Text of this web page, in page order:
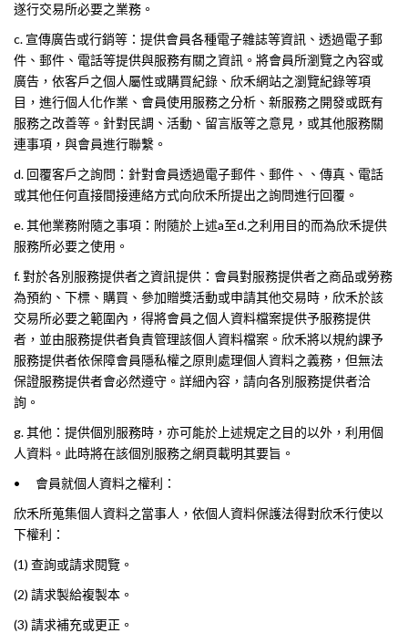
遂行交易所必要之業務。
c. 宣傳廣告或行銷等：提供會員各種電子雜誌等資訊、透過電子郵
件、郵件、電話等提供與服務有關之資訊。將會員所瀏覽之內容或
廣告，依客戶之個人屬性或購買紀錄、欣禾網站之瀏覽紀錄等項
目，進行個人化作業、會員使用服務之分析、新服務之開發或既有
服務之改善等。針對民調、活動、留言版等之意見，或其他服務關
連事項，與會員進行聯繫。
d. 回覆客戶之詢問：針對會員透過電子郵件、郵件、、傳真、電話
或其他任何直接間接連絡方式向欣禾所提出之詢問進行回覆。
e. 其他業務附隨之事項：附隨於上述a至d.之利用目的而為欣禾提供
服務所必要之使用。
f. 對於各別服務提供者之資訊提供：會員對服務提供者之商品或勞務
為預約、下標、購買、參加贈獎活動或申請其他交易時，欣禾於該
交易所必要之範圍內，得將會員之個人資料檔案提供予服務提供
者，並由服務提供者負責管理該個人資料檔案。欣禾將以規約課予
服務提供者依保障會員隱私權之原則處理個人資料之義務，但無法
保證服務提供者會必然遵守。詳細內容，請向各別服務提供者洽
詢。
g. 其他：提供個別服務時，亦可能於上述規定之目的以外，利用個
人資料。此時將在該個別服務之網頁載明其要旨。
•
會員就個人資料之權利：
欣禾所蒐集個人資料之當事人，依個人資料保護法得對欣禾行使以
下權利：
(1) 查詢或請求閱覽。
(2) 請求製給複製本。
(3) 請求補充或更正。